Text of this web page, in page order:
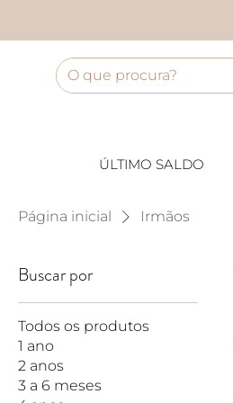
ÚLTIMO SALDO
Página inicial Irmãos
Buscar por
Todos os produtos
1 ano
2 anos
3 a 6 meses